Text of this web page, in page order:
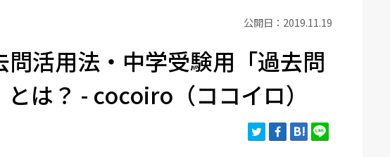
公開日：2019.11.19
問活用法・中学受験用「過去問
は？ - cocoiro（ココイロ）